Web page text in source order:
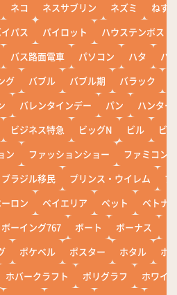
ネコ ネスサブリン ネズミ
ねず
パス パイロット
ハウステンボス
バス路面電車 パソコン ハタ
ハ
グ バブル バブル期 バラック
バレンタインデー パン
ハンター
ビジネス特急 ビッグN ビル
ビワ
ン ファッションショー
ファミコン
ブラジル移民 プリンス・ウイレム
ブ
ロン ベイエリア ペット
ベトナ
ボーイング767 ボート ボーナス
ポケベル ポスター ホタル
ホ
ホバークラフト ポリグラフ
ホワイ